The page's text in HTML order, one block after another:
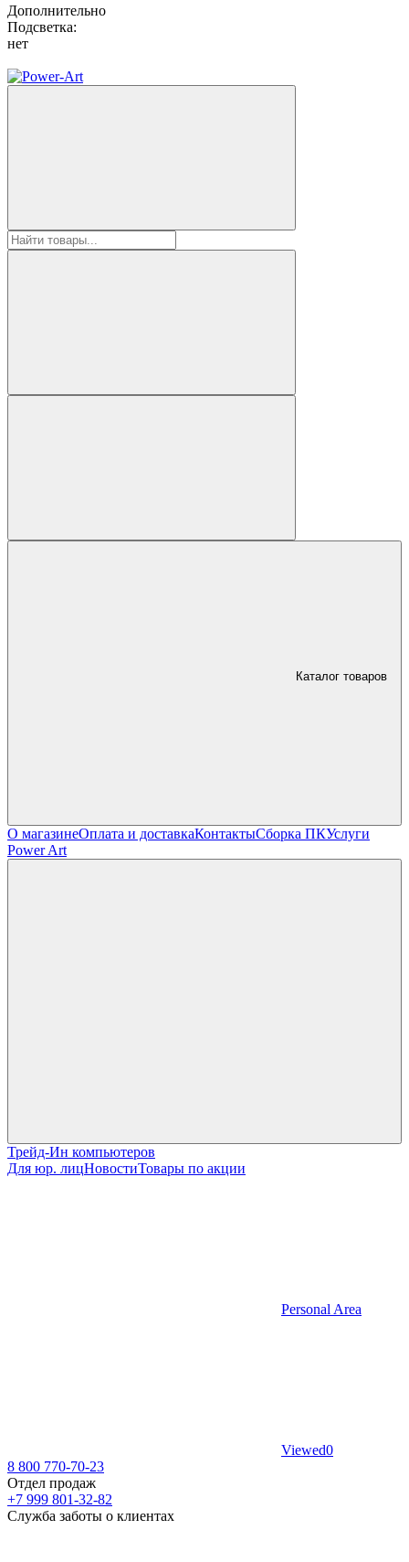
Дополнительно
Подсветка:
нет
Каталог товаров
О магазинеОплата и доставкаКонтактыСборка ПКУслуги
Power Art
Трейд-Ин компьютеров
Для юр. лицНовостиТовары по акции
Personal Area
Viewed0
8 800 770-70-23
Отдел продаж
+7 999 801-32-82
Служба заботы о клиентах